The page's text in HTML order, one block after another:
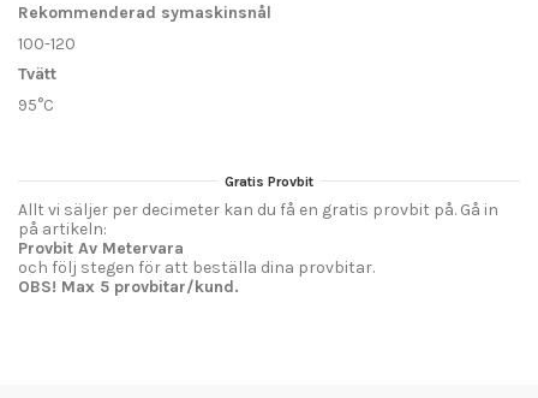
Rekommenderad symaskinsnål
100-120
Tvätt
95°C
Gratis Provbit
Allt vi säljer per decimeter kan du få en gratis provbit på. Gå in
på artikeln:
Provbit Av Metervara
och följ stegen för att beställa dina provbitar.
OBS! Max 5 provbitar/kund.